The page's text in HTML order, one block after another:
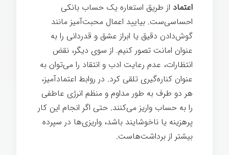
اعتماد از طریق استعاره یک حساب بانکی
احساسی‌ست. بیایید اعمال محبت‌آمیز مانند
گوش‌دادن دقیق یا ابراز عشق و قدردانی را به
عنوان امانت تصور کنیم. از سوی دیگر، نقض
انتظارات، عدم رعایت ادب و انتقاد را می‌توان به
عنوان کناره‌گیری تلقی کرد. در روابط اعتمادآمیز،
هر دو طرف به طور مداوم و منظم انرژی عاطفی
را به حساب واریز می‌کنند. حتی اگر انجام این کار
پرهزینه یا ناخوشایند باشد، واریزی‌ها در سپرده
بیشتر از برداشت‌هاست.